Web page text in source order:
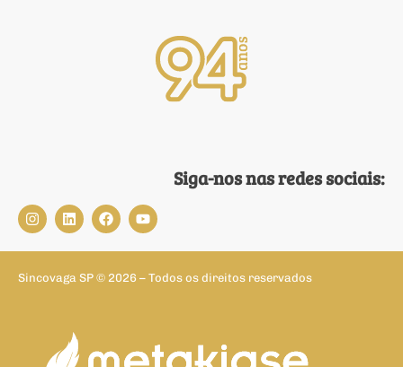
Siga-nos nas redes sociais:
Sincovaga SP © 2026 – Todos os direitos reservados